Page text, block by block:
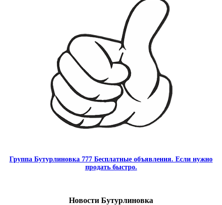
Группа Бутурлиновка 777 Бесплатные объявления. Если нужно
продать быстро.
Новости Бутурлиновка